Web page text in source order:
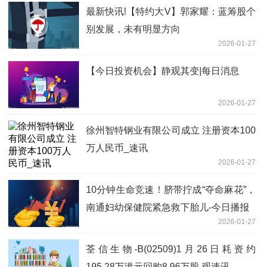
最新快讯!【特约大V】郭家耀：蓝筹股个
别发展，未有明显方向
2026-01-27
【今日投资机会】静观其变|每日消息
2026-01-27
徐州智特钢业有限公司成立 注册资本100
万人民币_速讯
2026-01-27
10分钟生命竞速！脐带拧成“夺命麻花”，
南通妇幼保健院紧急救下胎儿-今日播报
2026-01-27
荃信生物-B(02509)1月26日耗资约